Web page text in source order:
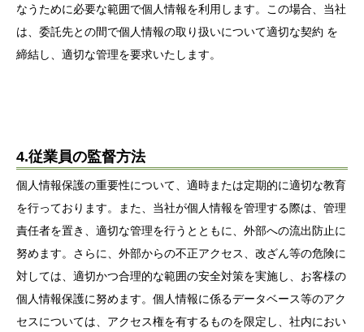
なうために必要な範囲で個人情報を利用します。この場合、当社
は、委託先との間で個人情報の取り扱いについて適切な契約 を
締結し、適切な管理を要求いたします。
4.従業員の監督方法
個人情報保護の重要性について、適時または定期的に適切な教育
を行っております。また、当社が個人情報を管理する際は、管理
責任者を置き、適切な管理を行うとともに、外部への流出防止に
努めます。さらに、外部からの不正アクセス、改ざん等の危険に
対しては、適切かつ合理的な範囲の安全対策を実施し、お客様の
個人情報保護に努めます。個人情報に係るデータベース等のアク
セスについては、アクセス権を有するものを限定し、社内におい